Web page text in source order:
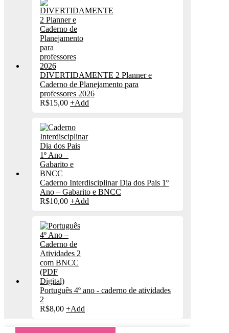
DIVERTIDAMENTE 2 Planner e
Caderno de Planejamento para
professores 2026
R$15,00 +Add
Caderno Interdisciplinar Dia dos Pais 1º
Ano – Gabarito e BNCC
R$10,00 +Add
Português 4º ano - caderno de atividades
2
R$8,00 +Add